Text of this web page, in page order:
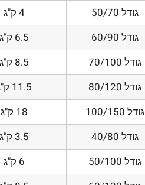
גודל 50/70
4 ק"ג
גודל 60/90
6.5 ק"ג
גודל 70/100
8.5 ק"ג
גודל 80/120
11.5 ק"ג
גודל 100/150
18 ק"ג
גודל 40/80
3.5 ק"ג
גודל 50/100
6 ק"ג